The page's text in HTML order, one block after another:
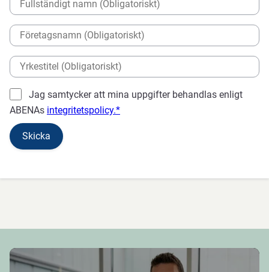
Jag samtycker att mina uppgifter behandlas enligt
ABENAs integritetspolicy.*